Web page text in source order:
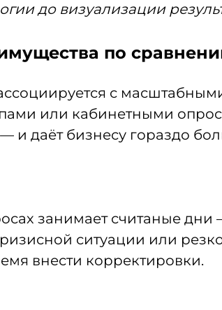
до визуализации
по
с
или кабинетными
даёт бизнесу гораздо
занимает считаные
ситуации или
внести корректировки.